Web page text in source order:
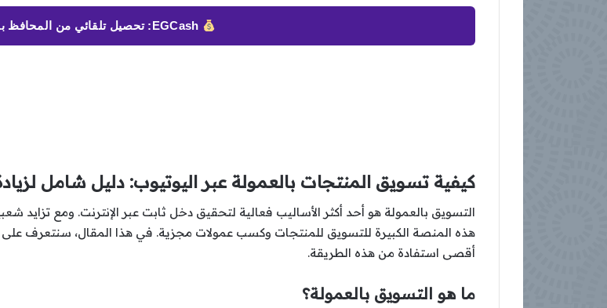
كيفية تسويق المنتجات بالعمولة عبر اليوتيوب: دليل شامل لزيادة
التسويق بالعمولة هو أحد أكثر الأساليب فعالية لتحقيق دخل ثابت عبر الإنترنت. ومع
هذه المنصة الكبيرة للتسويق للمنتجات وكسب عمولات مجزية. في هذا المقال، سنتعرف على
أقصى استفادة من هذه الطريقة.
ما هو التسويق بالعمولة؟